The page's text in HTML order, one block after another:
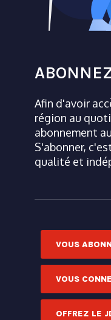
Afin d'avoir
région au
abonnement
S'abonner,
qualité et
VOUS
VOUS
OFFREZ LE